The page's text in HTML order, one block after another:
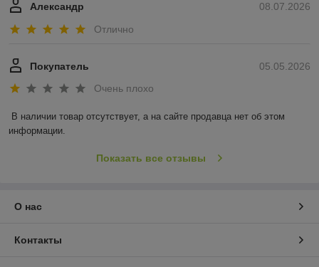
08.07.2026
Александр
Отлично
05.05.2026
Покупатель
Очень плохо
В наличии товар отсутствует, а на сайте продавца нет об этом
информации.
Показать все отзывы
О нас
Контакты